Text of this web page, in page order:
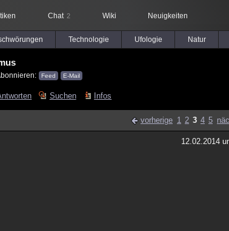
Chat 2 Wiki Neuigkeiten
Technologie Ufologie Natur
Feed E-Mail
Suchen Infos
vorherige 1 2 3 4 5
12.02.2014